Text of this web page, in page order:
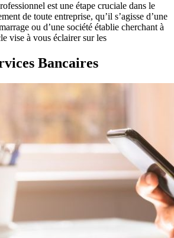
est une étape cruciale dans le
de toute entreprise, qu’il s’agisse d’une
ou d’une société établie cherchant à
vise à vous éclairer sur les
Bancaires